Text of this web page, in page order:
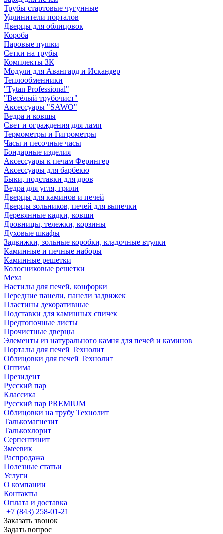
Трубы стартовые чугунные
Удлинители порталов
Дверцы для облицовок
Короба
Паровые пушки
Сетки на трубы
Комплекты ЗК
Модули для Авангард и Искандер
Теплообменники
"Tytan Professional"
"Весёлый трубочист"
Аксессуары "SAWO"
Ведра и ковшы
Свет и ограждения для ламп
Термометры и Гигрометры
Часы и песочные часы
Бондарные изделия
Аксессуары к печам Ферингер
Аксессуары для барбекю
Быки, подставки для дров
Ведра для угля, грили
Дверцы для каминов и печей
Дверцы зольников, печей для выпечки
Деревянные кадки, ковши
Дровницы, тележки, корзины
Духовые шкафы
Задвижки, зольные коробки, кладочные втулки
Каминные и печные наборы
Каминные решетки
Колосниковые решетки
Меха
Настилы для печей, конфорки
Передние панели, панели задвижек
Пластины декоративные
Подставки для каминных спичек
Предтопочные листы
Прочистные дверцы
Элементы из натурального камня для печей и каминов
Порталы для печей Технолит
Облицовки для печей Технолит
Оптима
Президент
Русский пар
Классика
Русский пар PREMIUM
Облицовки на трубу Технолит
Талькомагнезит
Талькохлорит
Серпентинит
Змеевик
Распродажа
Полезные статьи
Услуги
О компании
Контакты
Оплата и доставка
+7 (843) 258-01-21
Заказать звонок
Задать вопрос